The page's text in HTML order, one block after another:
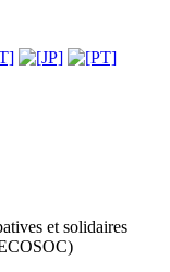
et solidaires